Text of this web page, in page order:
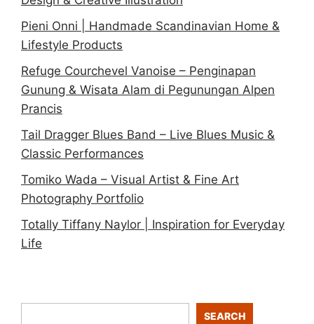
Pieni Onni | Handmade Scandinavian Home &
Lifestyle Products
Refuge Courchevel Vanoise – Penginapan
Gunung & Wisata Alam di Pegunungan Alpen
Prancis
Tail Dragger Blues Band – Live Blues Music &
Classic Performances
Tomiko Wada – Visual Artist & Fine Art
Photography Portfolio
Totally Tiffany Naylor | Inspiration for Everyday
Life
SEARCH